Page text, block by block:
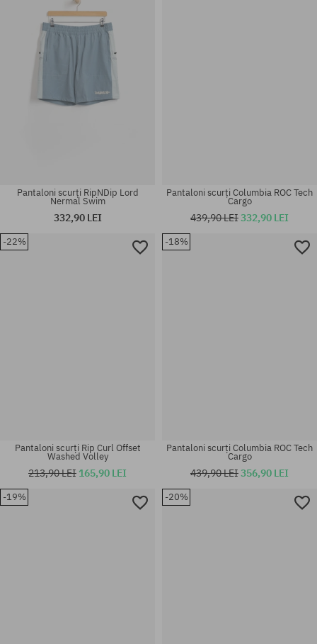
Mărimi existente:
Mărimi existente:
Mărimi existente:
Pantaloni scurți RipNDip Lord
Nermal Swim
332,90 LEI
Mărimi existente:
Pantaloni scurți Columbia ROC Tech
Cargo
439,90 LEI332,90 LEI
-22%
Pantaloni scurți Rip Curl Offset
Washed Volley
213,90 LEI 165,90 LEI
-18%
Pantaloni scurți Columbia ROC Tech
Cargo
439,90 LEI356,90 LEI
-19% -20%